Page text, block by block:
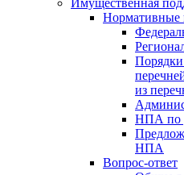
Имущественная
Нормативные
из
НПА по
НПА
Вопрос-ответ